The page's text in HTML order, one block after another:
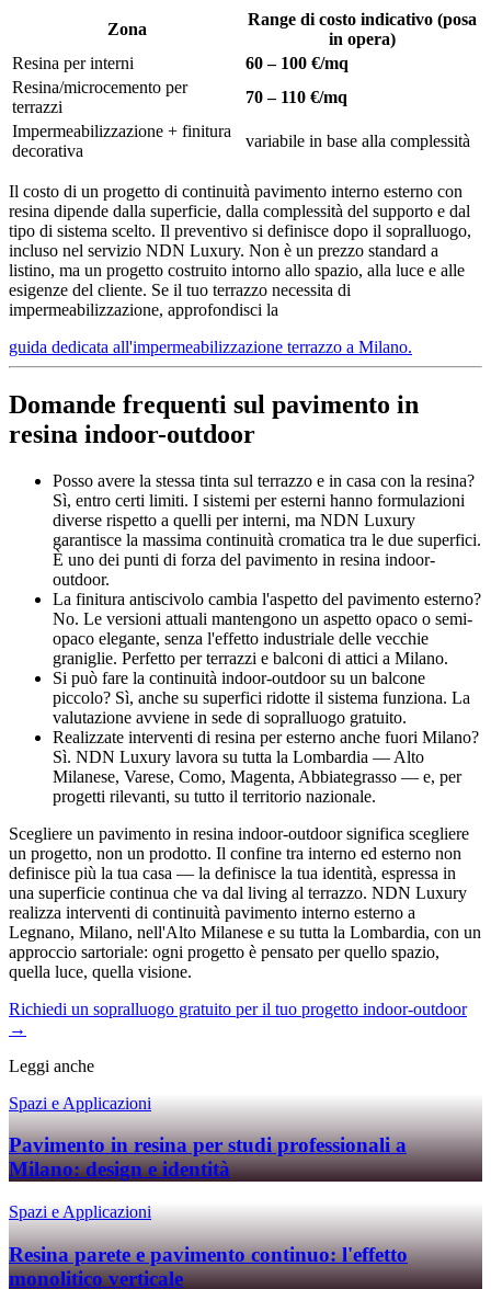
Zona
Range di costo indicativo (posa
in opera)
Resina per interni
60 – 100 €/mq
Resina/microcemento per
terrazzi
70 – 110 €/mq
Impermeabilizzazione + finitura
decorativa
variabile in base alla complessità
Il costo di un progetto di continuità pavimento interno esterno con
resina dipende dalla superficie, dalla complessità del supporto e dal
tipo di sistema scelto. Il preventivo si definisce dopo il sopralluogo,
incluso nel servizio NDN Luxury. Non è un prezzo standard a
listino, ma un progetto costruito intorno allo spazio, alla luce e alle
esigenze del cliente. Se il tuo terrazzo necessita di
impermeabilizzazione, approfondisci la
guida dedicata all'impermeabilizzazione terrazzo a Milano.
Domande frequenti sul pavimento in
resina indoor-outdoor
Posso avere la stessa tinta sul terrazzo e in casa con la resina?
Sì, entro certi limiti. I sistemi per esterni hanno formulazioni
diverse rispetto a quelli per interni, ma NDN Luxury
garantisce la massima continuità cromatica tra le due superfici.
È uno dei punti di forza del pavimento in resina indoor-
outdoor.
La finitura antiscivolo cambia l'aspetto del pavimento esterno?
No. Le versioni attuali mantengono un aspetto opaco o semi-
opaco elegante, senza l'effetto industriale delle vecchie
graniglie. Perfetto per terrazzi e balconi di attici a Milano.
Si può fare la continuità indoor-outdoor su un balcone
piccolo? Sì, anche su superfici ridotte il sistema funziona. La
valutazione avviene in sede di sopralluogo gratuito.
Realizzate interventi di resina per esterno anche fuori Milano?
Sì. NDN Luxury lavora su tutta la Lombardia — Alto
Milanese, Varese, Como, Magenta, Abbiategrasso — e, per
progetti rilevanti, su tutto il territorio nazionale.
Scegliere un pavimento in resina indoor-outdoor significa scegliere
un progetto, non un prodotto. Il confine tra interno ed esterno non
definisce più la tua casa — la definisce la tua identità, espressa in
una superficie continua che va dal living al terrazzo. NDN Luxury
realizza interventi di continuità pavimento interno esterno a
Legnano, Milano, nell'Alto Milanese e su tutta la Lombardia, con un
approccio sartoriale: ogni progetto è pensato per quello spazio,
quella luce, quella visione.
Richiedi un sopralluogo gratuito per il tuo progetto indoor-outdoor
→
Leggi anche
Spazi e Applicazioni
Pavimento in resina per studi professionali a
Milano: design e identità
Spazi e Applicazioni
Resina parete e pavimento continuo: l'effetto
monolitico verticale